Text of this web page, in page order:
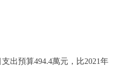
出預算494.4萬元，比2021年